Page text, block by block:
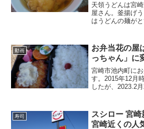
天領うどんは宮
屋さん。釜揚げ
はうどんの麺が
うどんが有名だ
味しいうどん屋
本情報宮崎県北
うどんが有名お
動画
お弁当花の屋
っちゃん」に
宮崎市池内町に
す。2015年12月
したが、2023.2
「ごっちゃん」
とう「ごっちゃ
町松島１４３０−
間...
寿司
スシロー 宮
宮崎近くの人